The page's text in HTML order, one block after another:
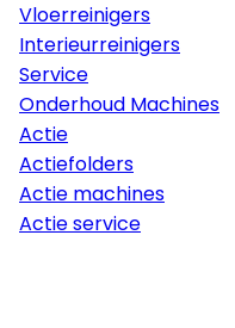
Vloerreinigers
Interieurreinigers
Service
Onderhoud Machines
Actie
Actiefolders
Actie machines
Actie service